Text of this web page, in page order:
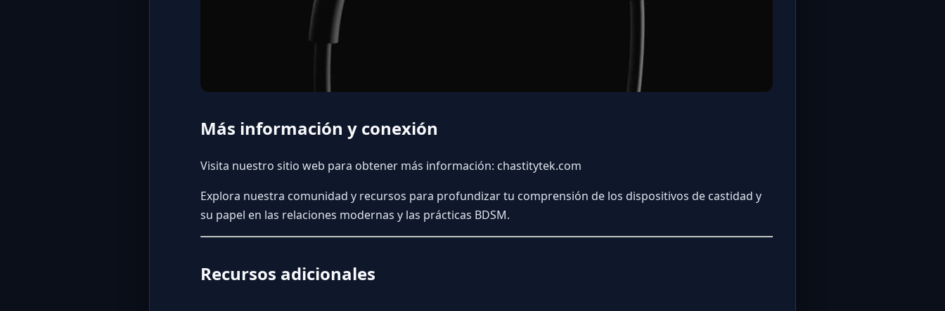
Más información y conexión
Visita nuestro sitio web para obtener más información: chastitytek.com
Explora nuestra comunidad y recursos para profundizar tu comprensión de los dispositivos de castidad y
su papel en las relaciones modernas y las prácticas BDSM.
Recursos adicionales